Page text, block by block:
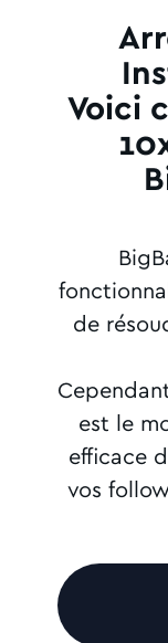
Voici
de
est le
efficace
vos